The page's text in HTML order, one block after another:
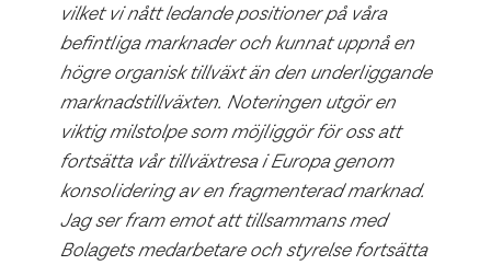
vilket vi nått ledande positioner på våra
befintliga marknader och kunnat uppnå en
högre organisk tillväxt än den underliggande
marknadstillväxten. Noteringen utgör en
viktig milstolpe som möjliggör för oss att
fortsätta vår tillväxtresa i Europa genom
konsolidering av en fragmenterad marknad.
Jag ser fram emot att tillsammans med
Bolagets medarbetare och styrelse fortsätta